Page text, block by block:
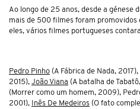
Ao longo de 25 anos, desde a génese
mais de 500 filmes foram promovidos
eles, vários filmes portugueses
Pedro Pinho (A Fábrica de Nada,
2015), João Viana (A batalha de Tabatô,
(Morrer como um homem, 2009),
2001),
Inês De Medeiros (O fato